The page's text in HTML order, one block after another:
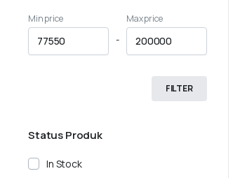
Min price
-
Max price
FILTER
Status Produk
In Stock